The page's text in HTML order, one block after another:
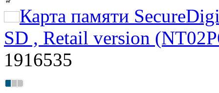
Карта памяти
SD , Retail version
1916535